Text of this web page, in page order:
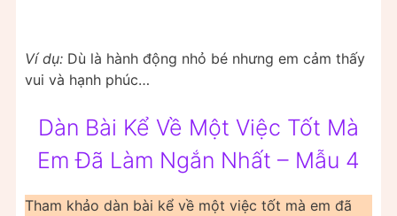
Ví dụ: Dù là hành động nhỏ bé nhưng em cảm thấy
vui và hạnh phúc…
Dàn Bài Kể Về Một Việc Tốt Mà
Em Đã Làm Ngắn Nhất – Mẫu 4
Tham khảo dàn bài kể về một việc tốt mà em đã